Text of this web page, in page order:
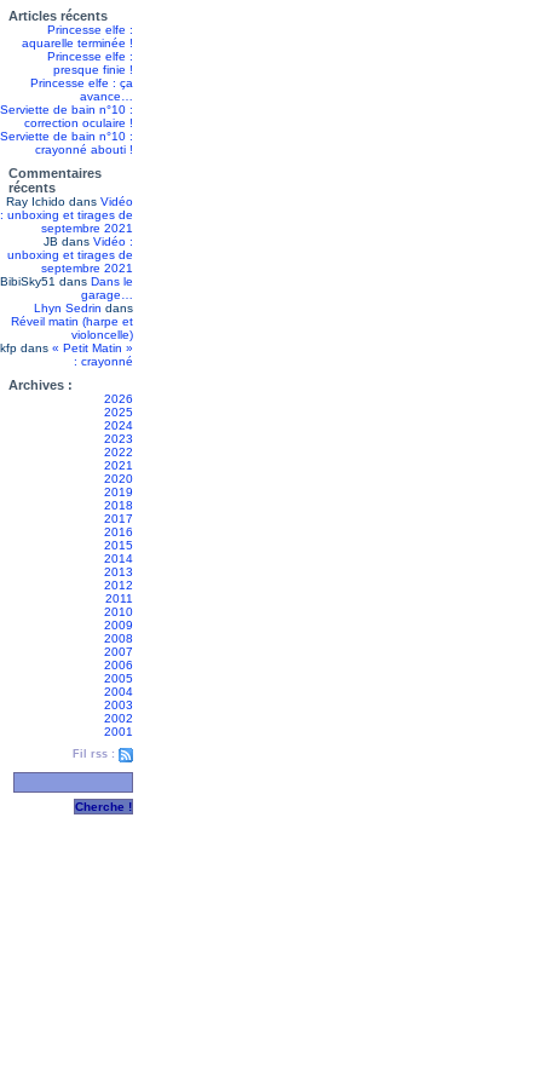
Articles récents
Princesse elfe :
aquarelle terminée !
Princesse elfe :
presque finie !
Princesse elfe : ça
avance…
Serviette de bain n°10 :
correction oculaire !
Serviette de bain n°10 :
crayonné abouti !
Commentaires
récents
Ray Ichido dans Vidéo
: unboxing et tirages de
septembre 2021
JB dans Vidéo :
unboxing et tirages de
septembre 2021
BibiSky51 dans Dans le
garage…
Lhyn Sedrin dans
Réveil matin (harpe et
violoncelle)
kfp dans « Petit Matin »
: crayonné
Archives :
2026
2025
2024
2023
2022
2021
2020
2019
2018
2017
2016
2015
2014
2013
2012
2011
2010
2009
2008
2007
2006
2005
2004
2003
2002
2001
Fil rss :